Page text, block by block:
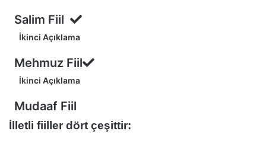
Salim Fiil
İkinci Açıklama
Mehmuz Fiil
İkinci Açıklama
Mudaaf Fiil
İlletli fiiller dört çeşittir: